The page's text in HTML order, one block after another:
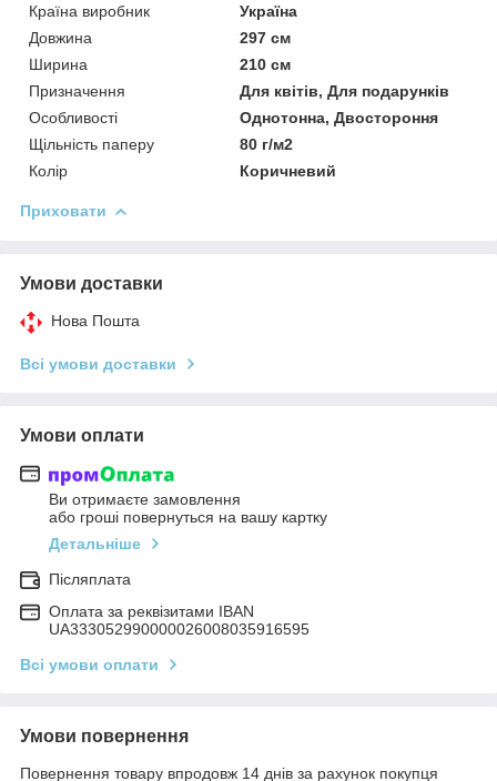
Країна виробник
Україна
Довжина
297 см
Ширина
210 см
Призначення
Для квітів, Для подарунків
Особливості
Однотонна, Двостороння
Щільність паперу
80 г/м2
Колір
Коричневий
Приховати
Умови доставки
Нова Пошта
Всі умови доставки
Умови оплати
Ви отримаєте замовлення
або гроші повернуться на вашу картку
Детальніше
Післяплата
Оплата за реквізитами IBAN
UA333052990000026008035916595
Всі умови оплати
Умови повернення
Повернення товару впродовж 14 днів за рахунок покупця